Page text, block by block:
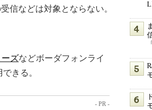
信などは対象とならない。
ズなどボーダフォンライ
きる。
- PR -